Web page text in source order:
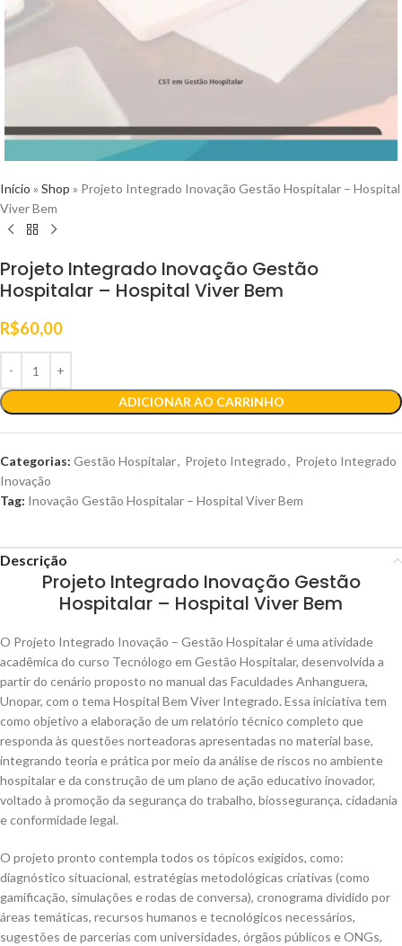
Início » Shop » Projeto Integrado Inovação Gestão Hospitalar – Hospital
Viver Bem
Projeto Integrado Inovação Gestão
Hospitalar – Hospital Viver Bem
R$60,00
ADICIONAR AO CARRINHO
Categorias: Gestão Hospitalar, Projeto Integrado, Projeto Integrado
Inovação
Tag: Inovação Gestão Hospitalar – Hospital Viver Bem
Descrição
Projeto Integrado Inovação Gestão
Hospitalar – Hospital Viver Bem
O Projeto Integrado Inovação – Gestão Hospitalar é uma atividade
acadêmica do curso Tecnólogo em Gestão Hospitalar, desenvolvida a
partir do cenário proposto no manual das Faculdades Anhanguera,
Unopar, com o tema Hospital Bem Viver Integrado. Essa iniciativa tem
como objetivo a elaboração de um relatório técnico completo que
responda às questões norteadoras apresentadas no material base,
integrando teoria e prática por meio da análise de riscos no ambiente
hospitalar e da construção de um plano de ação educativo inovador,
voltado à promoção da segurança do trabalho, biossegurança, cidadania
e conformidade legal.
O projeto pronto contempla todos os tópicos exigidos, como:
diagnóstico situacional, estratégias metodológicas criativas (como
gamificação, simulações e rodas de conversa), cronograma dividido por
áreas temáticas, recursos humanos e tecnológicos necessários,
sugestões de parcerias com universidades, órgãos públicos e ONGs,